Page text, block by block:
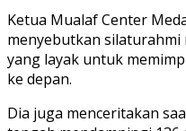
Ketua Mualaf Center
menyebutkan silaturahmi
yang layak untuk
ke depan.
Dia juga menceritakan